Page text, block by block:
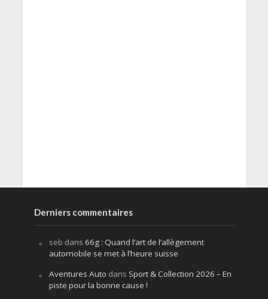
Derniers commentaires
seb dans 66g : Quand l’art de l’allègement
automobile se met à l’heure suisse
Aventures Auto dans Sport & Collection 2026 – En
piste pour la bonne cause !